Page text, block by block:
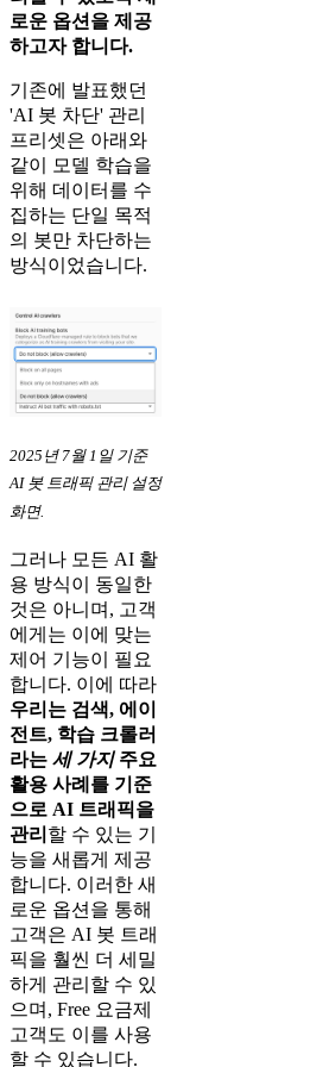
로운 옵션을 제공
하고자 합니다.
기존에 발표했던
'AI 봇 차단' 관리
프리셋은 아래와
같이 모델 학습을
위해 데이터를 수
집하는 단일 목적
의 봇만 차단하는
방식이었습니다.
2025년 7월 1일 기준
AI 봇 트래픽 관리 설정
화면.
그러나 모든 AI 활
용 방식이 동일한
것은 아니며, 고객
에게는 이에 맞는
제어 기능이 필요
합니다. 이에 따라
우리는 검색, 에이
전트, 학습 크롤러
라는 세 가지 주요
활용 사례를 기준
으로 AI 트래픽을
관리 할 수 있는 기
능을 새롭게 제공
합니다. 이러한 새
로운 옵션을 통해
고객은 AI 봇 트래
픽을 훨씬 더 세밀
하게 관리할 수 있
으며, Free 요금제
고객도 이를 사용
할 수 있습니다.